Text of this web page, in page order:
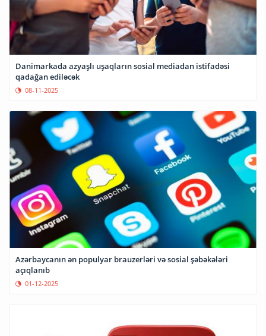
Danimarkada azyaşlı uşaqların sosial mediadan istifadəsi
qadağan ediləcək
08-11-2025
Azərbaycanın ən populyar brauzerləri və sosial şəbəkələri
açıqlanıb
01-12-2025